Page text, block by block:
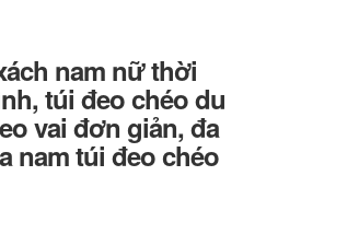
nam nữ thời
túi đeo chéo du
vai đơn giản, đa
nam túi đeo chéo